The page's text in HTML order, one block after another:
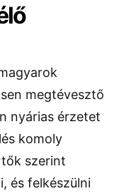
megtévesztő
nyárias érzetet
komoly
szerint
és felkészülni